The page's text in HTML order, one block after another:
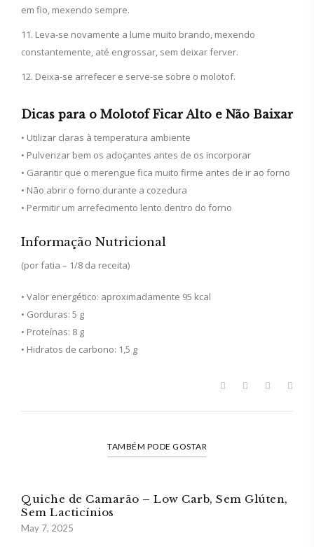
em fio, mexendo sempre.
Leva-se novamente a lume muito brando, mexendo
constantemente, até engrossar, sem deixar ferver.
Deixa-se arrefecer e serve-se sobre o molotof.
Dicas para o Molotof Ficar Alto e Não Baixar
• Utilizar claras à temperatura ambiente
• Pulverizar bem os adoçantes antes de os incorporar
• Garantir que o merengue fica muito firme antes de ir ao forno
• Não abrir o forno durante a cozedura
• Permitir um arrefecimento lento dentro do forno
Informação Nutricional
(por fatia – 1/8 da receita)
• Valor energético: aproximadamente 95 kcal
• Gorduras: 5 g
• Proteínas: 8 g
• Hidratos de carbono: 1,5 g
TAMBÉM PODE GOSTAR
Quiche de Camarão – Low Carb, Sem Glúten,
Sem Lacticínios
May 7, 2025